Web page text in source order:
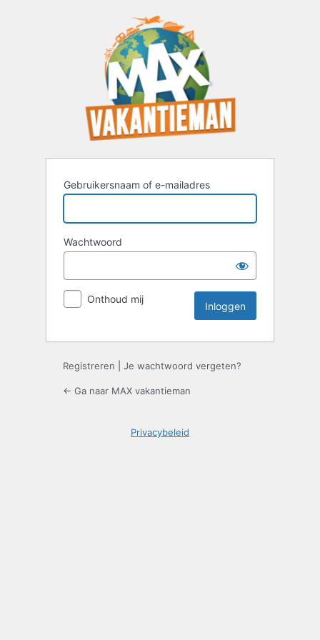
Gebruikersnaam of e-mailadres
Wachtwoord
Onthoud mij
Registreren Je wachtwoord vergeten?
← Ga naar MAX vakantieman
Privacybeleid